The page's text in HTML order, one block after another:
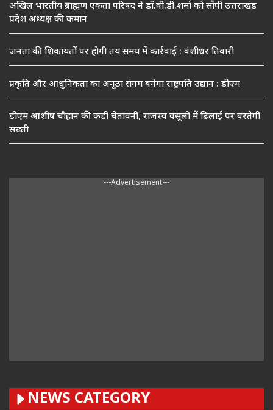
अखिल भारतीय ब्राह्मण एकता परिषद ने डॉ.वी.डी.शर्मा को सौंपी उत्तराखंड
प्रदेश अध्यक्ष की कमान
जनता की शिकायतों पर होगी तय समय में कार्रवाई : बंशीधर तिवारी
प्रकृति और आधुनिकता का अनूठा संगम बनेगा राष्ट्रपति उद्यान : डीएम
डीएम आशीष चौहान की कड़ी चेतावनी, राजस्व वसूली में ढिलाई पर बरतेगी
सख्ती
---Advertisement---
NEWS CATEGORY